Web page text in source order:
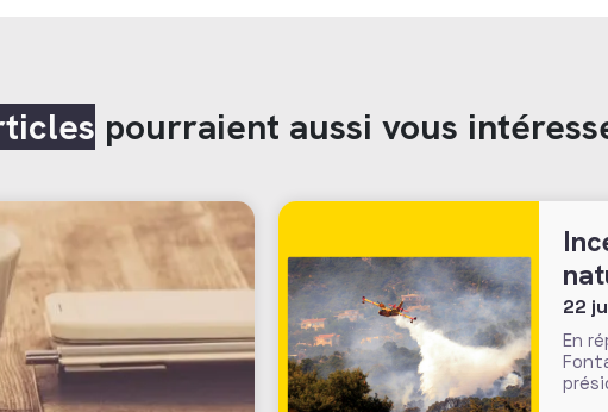
pourraient aussi vous
22
En